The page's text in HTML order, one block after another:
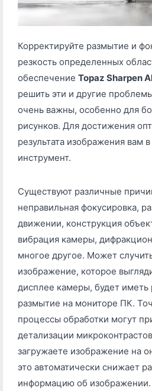
Корректируйте размытие и
резкость определенных
обеспечение Topaz Sharpen
решить эти и другие
очень важны, особенно для
рисунков. Для достижения
результата изображения вам
инструмент.
Существуют различные
неправильная фокусировка,
движении, конструкция
вибрация камеры,
многое другое. Может
изображение, которое
дисплее камеры, будет
размытие на мониторе ПК.
процессы обработки могут
детализации
загружаете изображение на
это автоматически снижает
информацию об изображении.